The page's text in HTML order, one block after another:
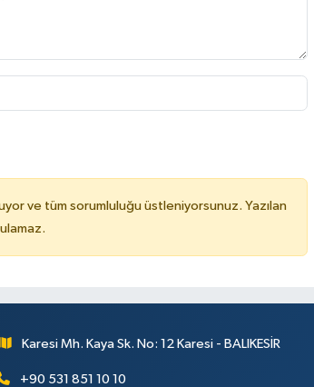
ve tüm sorumluluğu üstleniyorsunuz. Yazılan
Karesi Mh. Kaya Sk. No: 12 Karesi - BALIKESİR
+90 531 851 10 10